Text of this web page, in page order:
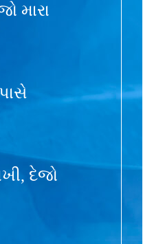
મારા
દેજો